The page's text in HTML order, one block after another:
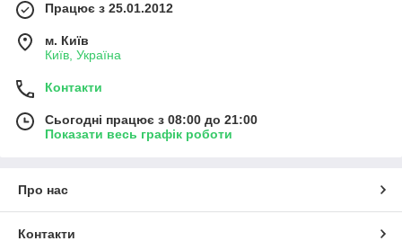
Працює з 25.01.2012
м. Київ
Київ, Україна
Контакти
Сьогодні працює з 08:00 до 21:00
Показати весь графік роботи
Про нас
Контакти